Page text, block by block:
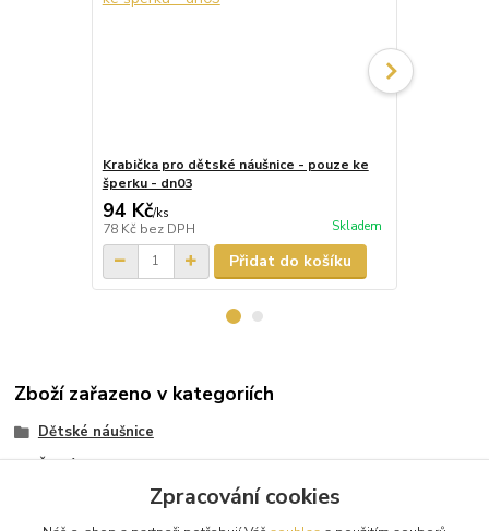
Krabička pro dětské náušnice - pouze ke
šperku - dn03
94 Kč/ks
78 Kč bez DPH Skladem
Přidat do košíku
Zboží zařazeno v kategoriích
Dětské náušnice
Žluté zlato
Výška náušnice 13mmZpracování cookies